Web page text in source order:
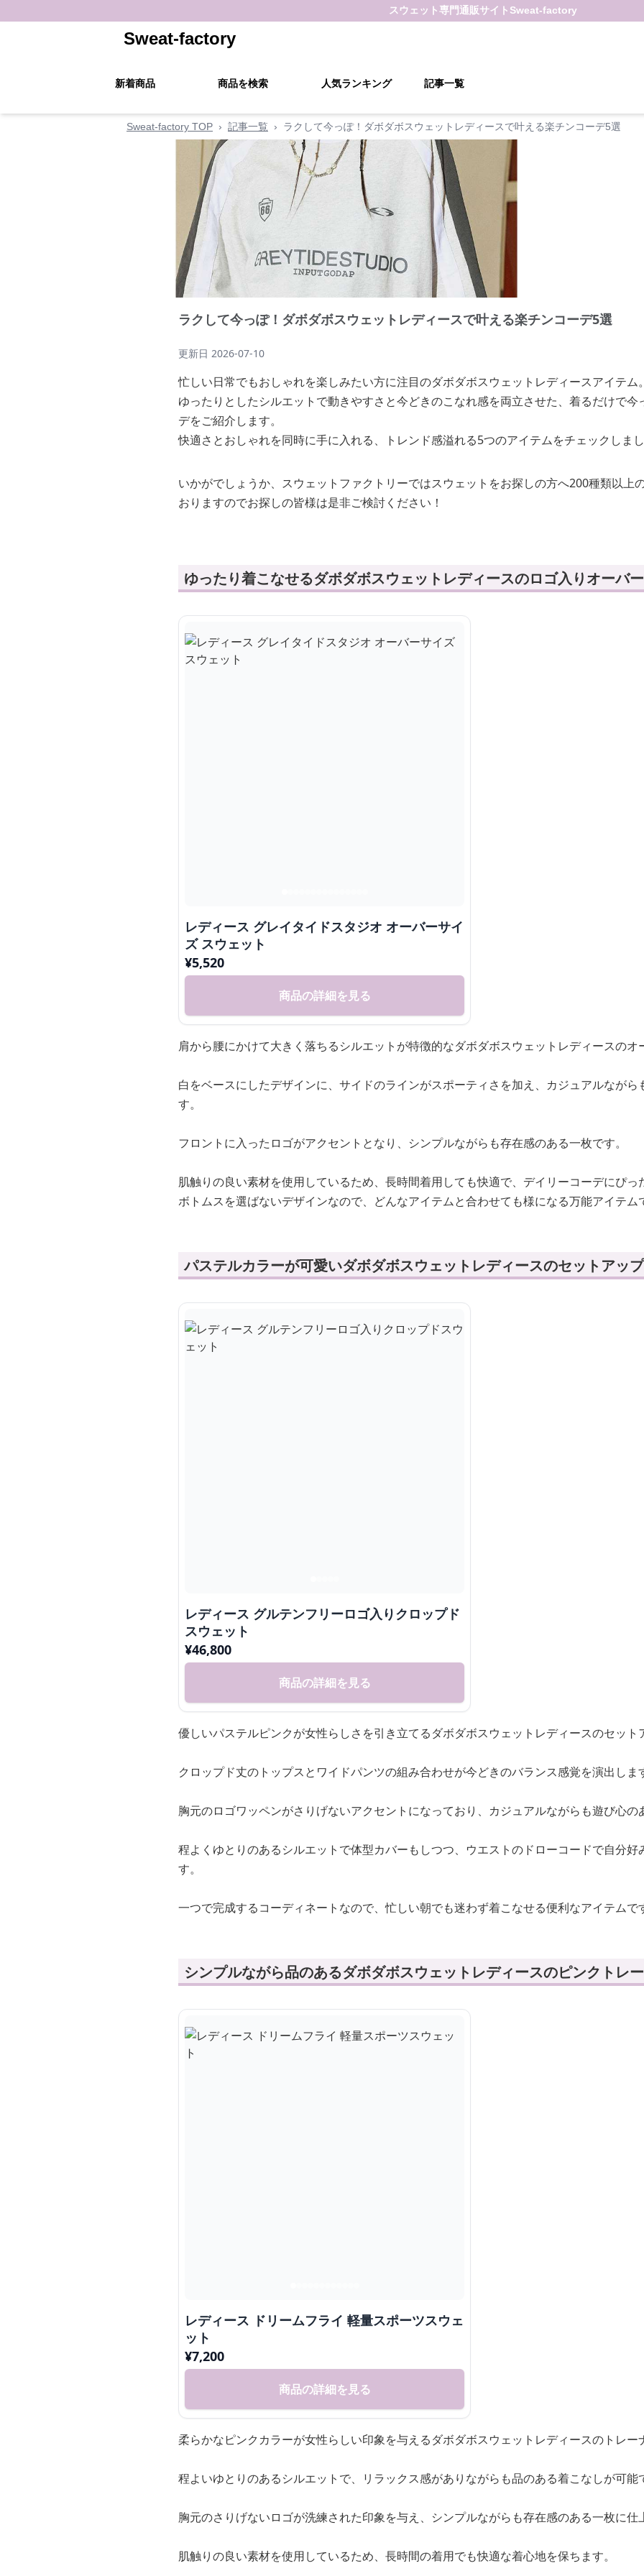
スウェット専門通販サイト Sweat-factory
Sweat-factory
新着商品 商品を検索 人気ランキング 記事一覧
Sweat-factory TOP › 記事一覧 › ラクして今っぽ！ダボダボスウェットレディースで叶える楽チンコーデ5選
ラクして今っぽ！ダボダボスウェットレディースで叶える楽チンコーデ5選
更新日 2026-07-10
忙しい日常でもおしゃれを楽しみたい方に注目のダボダボスウェットレディースアイテム
ゆったりとしたシルエットで動きやすさと今どきのこなれ感を両立させた、着るだけで
デをご紹介します。
快適さとおしゃれを同時に手に入れる、トレンド感溢れる5つのアイテムをチェックしま
いかがでしょうか、スウェットファクトリーではスウェットをお探しの方へ200種類以上
おりますのでお探しの皆様は是非ご検討ください！
ゆったり着こなせるダボダボスウェットレディースのロゴ入りオーバ
レディース グレイタイドスタジオ オーバーサイ
ズ スウェット
¥5,520
商品の詳細を見る
肩から腰にかけて大きく落ちるシルエットが特徴的なダボダボスウェットレディースの
白をベースにしたデザインに、サイドのラインがスポーティさを加え、カジュアルなが
す。
フロントに入ったロゴがアクセントとなり、シンプルながらも存在感のある一枚です。
肌触りの良い素材を使用しているため、長時間着用しても快適で、デイリーコーデにぴっ
ボトムスを選ばないデザインなので、どんなアイテムと合わせても様になる万能アイテム
パステルカラーが可愛いダボダボスウェットレディースのセットアップ
レディース グルテンフリーロゴ入りクロップド
スウェット
¥46,800
商品の詳細を見る
優しいパステルピンクが女性らしさを引き立てるダボダボスウェットレディースのセット
クロップド丈のトップスとワイドパンツの組み合わせが今どきのバランス感覚を演出しま
胸元のロゴワッペンがさりげないアクセントになっており、カジュアルながらも遊び心の
程よくゆとりのあるシルエットで体型カバーもしつつ、ウエストのドローコードで自分
す。
一つで完成するコーディネートなので、忙しい朝でも迷わず着こなせる便利なアイテムで
シンプルながら品のあるダボダボスウェットレディースのピンクトレ
レディース ドリームフライ 軽量スポーツスウェ
ット
¥7,200
商品の詳細を見る
柔らかなピンクカラーが女性らしい印象を与えるダボダボスウェットレディースのトレー
程よいゆとりのあるシルエットで、リラックス感がありながらも品のある着こなしが可能
胸元のさりげないロゴが洗練された印象を与え、シンプルながらも存在感のある一枚に仕
肌触りの良い素材を使用しているため、長時間の着用でも快適な着心地を保ちます。